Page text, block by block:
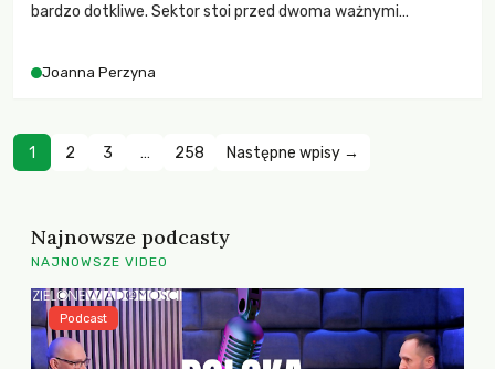
bardzo dotkliwe. Sektor stoi przed dwoma ważnymi
zachodzących zmian klimatycznych. Wymagać to będzie
Joanna Perzyna
1 2 3 … 258 Następne wpisy →
Najnowsze podcasty
NAJNOWSZE VIDEO
Podcast